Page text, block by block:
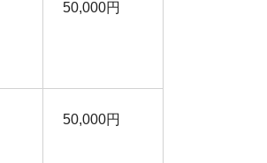
50,000円
50,000円